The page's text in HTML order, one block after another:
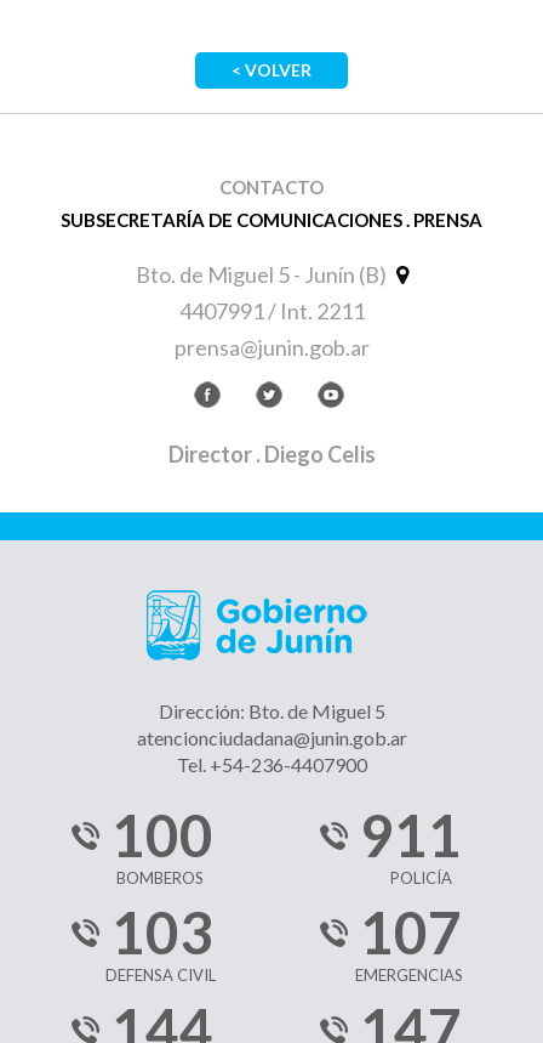
< VOLVER
CONTACTO
SUBSECRETARÍA DE COMUNICACIONES . PRENSA
Bto. de Miguel 5 - Junín (B)
4407991 / Int. 2211
prensa@junin.gob.ar
Director. Diego Celis
Dirección: Bto. de Miguel 5
atencionciudadana@junin.gob.ar
Tel. +54-236-4407900
100
BOMBEROS
911
POLICÍA
103
DEFENSA CIVIL
107
EMERGENCIAS